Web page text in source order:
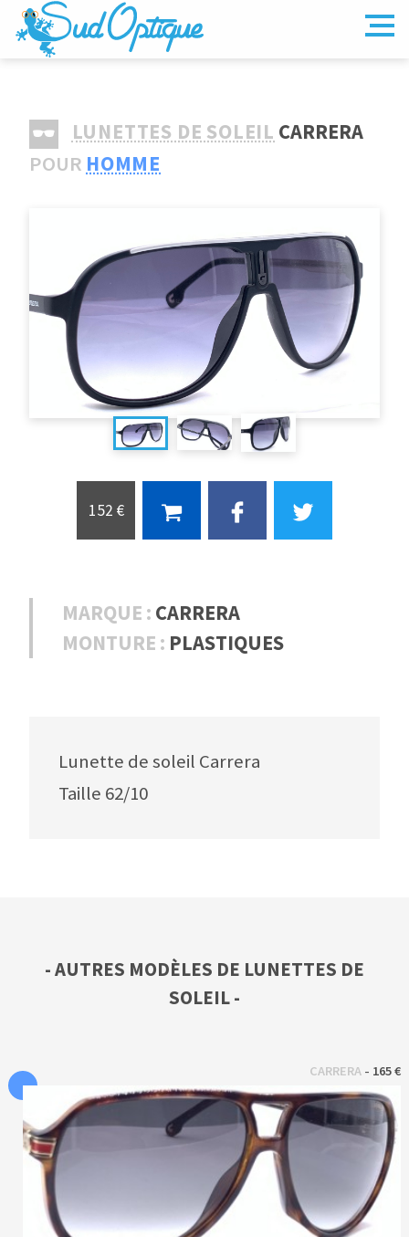
LUNETTES DE SOLEIL CARRERA
POUR HOMME
152 €
MARQUE : CARRERA
MONTURE : PLASTIQUES
Lunette de soleil Carrera
Taille 62/10
- AUTRES MODÈLES DE LUNETTES DE
SOLEIL -
CARRERA - 165 €